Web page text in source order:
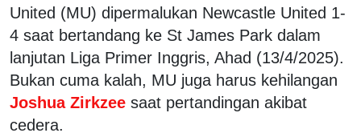
United (MU) dipermalukan Newcastle United 1-
4 saat bertandang ke St James Park dalam
lanjutan Liga Primer Inggris, Ahad (13/4/2025).
Bukan cuma kalah, MU juga harus kehilangan
Joshua Zirkzee saat pertandingan akibat
cedera.